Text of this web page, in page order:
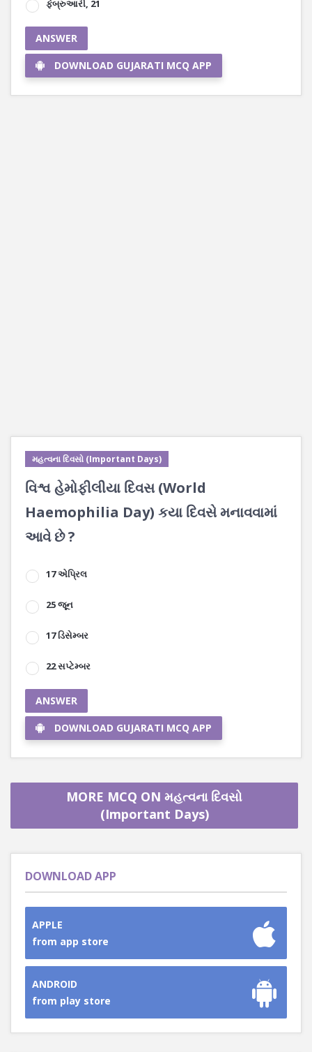
ફેબ્રુઆરી, 21
ANSWER
DOWNLOAD GUJARATI MCQ APP
મહત્વના દિવસો (Important Days)
વિશ્વ હેમોફીલીયા દિવસ (World
Haemophilia Day) કયા દિવસે મનાવવામાં
આવે છે ?
17 એપ્રિલ
25 જૂન
17 ડિસેમ્બર
22 સપ્ટેમ્બર
ANSWER
DOWNLOAD GUJARATI MCQ APP
MORE MCQ ON મહત્વના દિવસો
(Important Days)
DOWNLOAD APP
APPLE
from app store
ANDROID
from play store